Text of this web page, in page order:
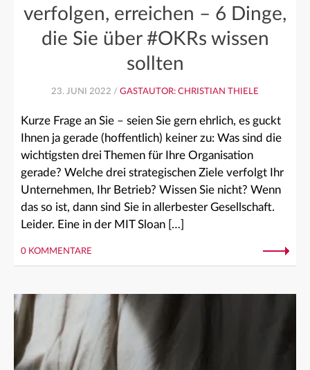
verfolgen, erreichen – 6 Dinge,
die Sie über #OKRs wissen
sollten
23. JUNI 2022 / GASTAUTOR: CHRISTIAN THIELE
Kurze Frage an Sie – seien Sie gern ehrlich, es guckt
Ihnen ja gerade (hoffentlich) keiner zu: Was sind die
wichtigsten drei Themen für Ihre Organisation
gerade? Welche drei strategischen Ziele verfolgt Ihr
Unternehmen, Ihr Betrieb? Wissen Sie nicht? Wenn
das so ist, dann sind Sie in allerbester Gesellschaft.
Leider. Eine in der MIT Sloan […]
0 KOMMENTARE